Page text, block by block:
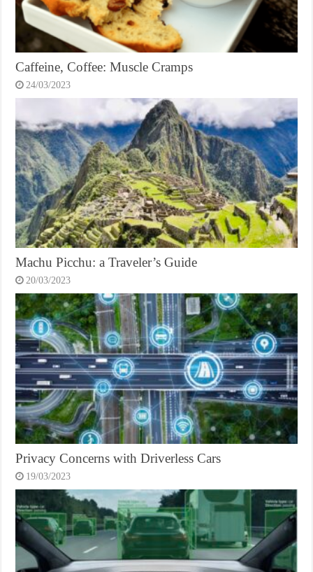
Caffeine, Coffee: Muscle Cramps
24/03/2023
Machu Picchu: a Traveler’s Guide
20/03/2023
Privacy Concerns with Driverless Cars
19/03/2023